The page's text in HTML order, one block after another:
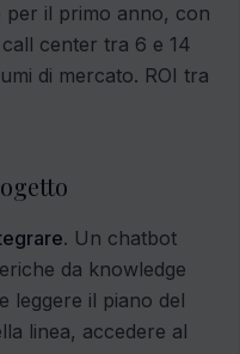
per il primo anno, con
center tra 6 e 14
di mercato. ROI tra
. Un chatbot
da knowledge
leggere il piano del
linea, accedere al